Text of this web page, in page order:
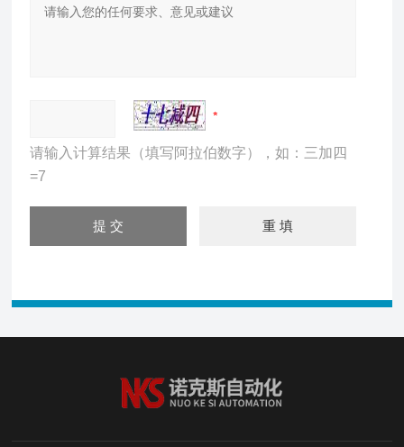
请输入计算结果（填写阿拉伯数字），如：三加四
=7